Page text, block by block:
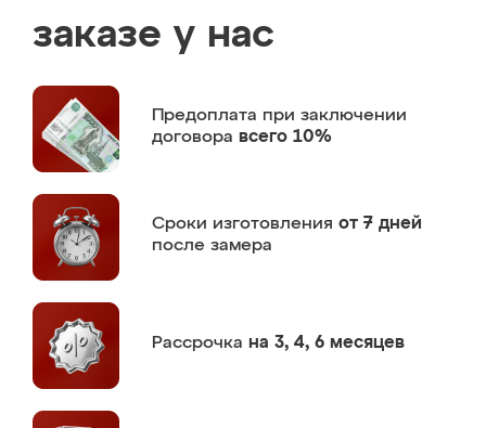
заказе у нас
Предоплата при заключении
договора всего 10%
Сроки изготовления от 7 дней
после замера
Рассрочка на 3, 4, 6 месяцев